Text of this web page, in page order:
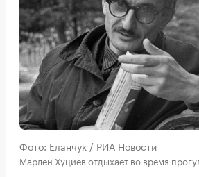
Фото: Еланчук / РИА Новости
Марлен Хуциев отдыхает во время